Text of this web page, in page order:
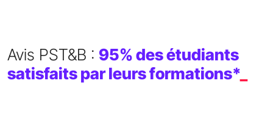
Avis PST&B : 95% des étudiants
satisfaits par leurs formations*